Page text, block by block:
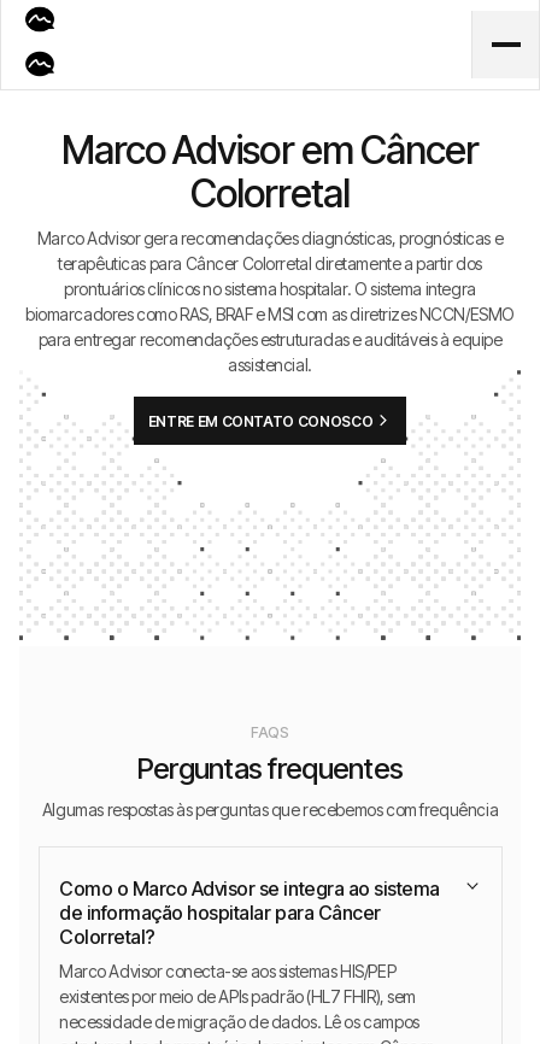
Marco Advisor em Câncer
Colorretal
Marco Advisor gera recomendações diagnósticas, prognósticas e
terapêuticas para Câncer Colorretal diretamente a partir dos
prontuários clínicos no sistema hospitalar. O sistema integra
biomarcadores como RAS, BRAF e MSI com as diretrizes NCCN/ESMO
para entregar recomendações estruturadas e auditáveis à equipe
assistencial.
ENTRE EM CONTATO CONOSCO
FAQS
Perguntas frequentes
Algumas respostas às perguntas que recebemos com frequência
Como o Marco Advisor se integra ao sistema
de informação hospitalar para Câncer
Colorretal?
Marco Advisor conecta-se aos sistemas HIS/PEP
existentes por meio de APIs padrão (HL7 FHIR), sem
necessidade de migração de dados. Lê os campos